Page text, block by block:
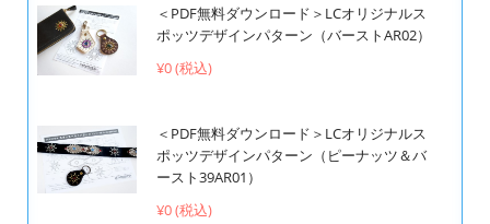
＜PDF無料ダウンロード＞LCオリジナルス
ポッツデザインパターン（バーストAR02）
¥0 (税込)
＜PDF無料ダウンロード＞LCオリジナルス
ポッツデザインパターン（ピーナッツ＆バ
ースト39AR01）
¥0 (税込)